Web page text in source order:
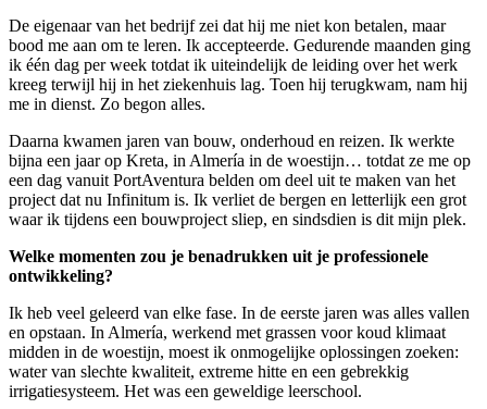
De eigenaar van het bedrijf zei dat hij me niet kon betalen, maar
bood me aan om te leren. Ik accepteerde. Gedurende maanden ging
ik één dag per week totdat ik uiteindelijk de leiding over het werk
kreeg terwijl hij in het ziekenhuis lag. Toen hij terugkwam, nam hij
me in dienst. Zo begon alles.
Daarna kwamen jaren van bouw, onderhoud en reizen. Ik werkte
bijna een jaar op Kreta, in Almería in de woestijn… totdat ze me op
een dag vanuit PortAventura belden om deel uit te maken van het
project dat nu Infinitum is. Ik verliet de bergen en letterlijk een grot
waar ik tijdens een bouwproject sliep, en sindsdien is dit mijn plek.
Welke momenten zou je benadrukken uit je professionele
ontwikkeling?
Ik heb veel geleerd van elke fase. In de eerste jaren was alles vallen
en opstaan. In Almería, werkend met grassen voor koud klimaat
midden in de woestijn, moest ik onmogelijke oplossingen zoeken:
water van slechte kwaliteit, extreme hitte en een gebrekkig
irrigatiesysteem. Het was een geweldige leerschool.